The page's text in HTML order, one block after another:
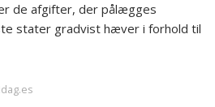
de afgifter, der pålægges
stater gradvist hæver i forhold til